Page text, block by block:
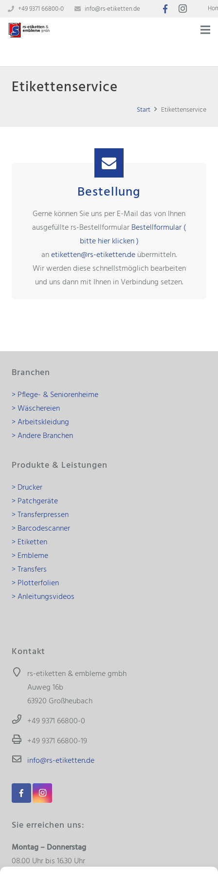
+49 9371 66800-0 info@rs-etiketten.de
Etikettenservice
Start Etikettenservice
Bestellung
Gerne können Sie uns per E-Mail das von Ihnen
ausgefüllte rs-BestellformularBestellformular (
bitte hier klicken )
anetiketten@rs-etiketten.deübermitteln.
Wir werden diese schnellstmöglich bearbeiten
und uns dann mit Ihnen in Verbindung setzen.
Branchen
> Pflege- & Seniorenheime
> Wäschereien
> Arbeitskleidung
> Andere Branchen
Produkte & Leistungen
> Drucker
> Patchgeräte
> Transferpressen
> Barcodescanner
> Etiketten
> Embleme
> Transfers
> Plotterfolien
> Anleitungsvideos
Kontakt
rs-etiketten & embleme gmbh
Auweg 16b
63920 Großheubach
+49 9371 66800-0
+49 9371 66800-19
info@rs-etiketten.de
Sie erreichen uns:
Montag – Donnerstag
08.00 Uhr bis 16.30 Uhr